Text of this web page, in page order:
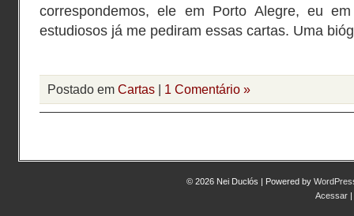
correspondemos, ele em Porto Alegre, eu
estudiosos já me pediram essas cartas. Uma
Postado em Cartas | 1 Comentário »
© 2026 Nei Duclós | Powered by
Acessar